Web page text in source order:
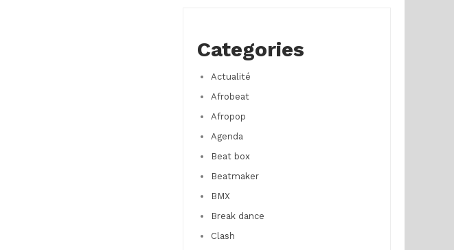
Categories
Actualité
Afrobeat
Afropop
Agenda
Beat box
Beatmaker
BMX
Break dance
Clash